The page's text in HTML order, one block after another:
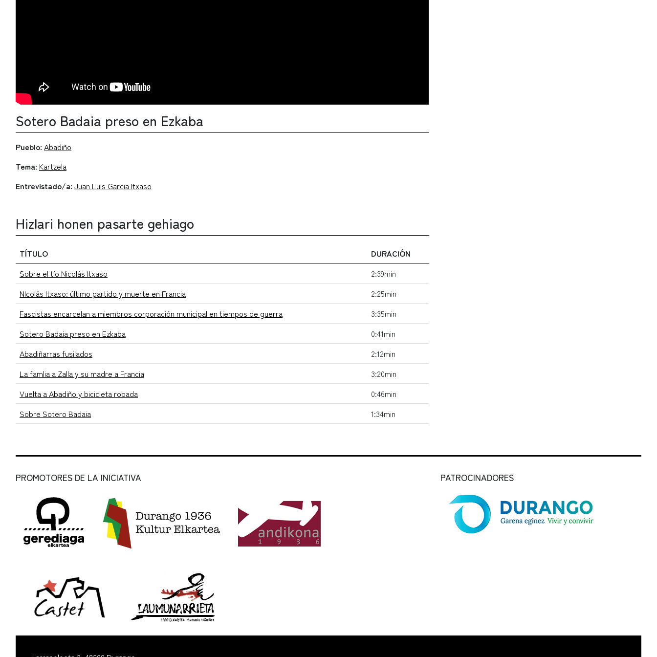
Sotero Badaia preso en Ezkaba
Pueblo: Abadiño
Tema: Kartzela
Entrevistado/a: Juan Luis Garcia Itxaso
Hizlari honen pasarte gehiago
TÍTULO
DURACIÓN
Sobre el tío Nicolás Itxaso
2:39min
NIcolás Itxaso: último partido y muerte en Francia
2:25min
Fascistas encarcelan a miembros corporación municipal en tiempos de guerra
3:35min
Sotero Badaia preso en Ezkaba
0:41min
Abadiñarras fusilados
2:12min
La famlia a Zalla y su madre a Francia
3:20min
Vuelta a Abadiño y bicicleta robada
0:46min
Sobre Sotero Badaia
1:34min
PROMOTORES DE LA INICIATIVA PATROCINADORES